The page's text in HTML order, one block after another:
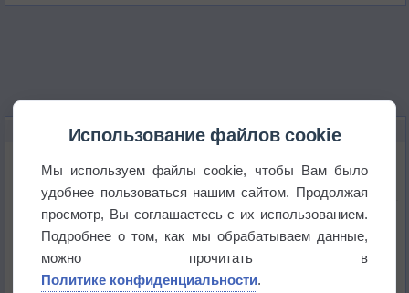
НОВОЕ О ПОГОДЕ
Приложение построит маршрут через тень
Атмосфера начала замерзать
Использование файлов cookie
Мы используем файлы cookie, чтобы Вам было
удобнее пользоваться нашим сайтом. Продолжая
просмотр, Вы соглашаетесь с их использованием.
Подробнее о том, как мы обрабатываем данные,
можно прочитать в
Политике конфиденциальности.